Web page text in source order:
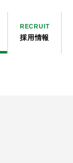
採用情報
RECRUIT